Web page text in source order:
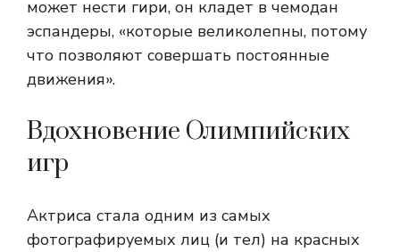
может нести гири, он кладет в чемодан
эспандеры, «которые великолепны, потому
что позволяют совершать постоянные
движения».
Вдохновение Олимпийских
игр
Актриса стала одним из самых
фотографируемых лиц (и тел) на красных